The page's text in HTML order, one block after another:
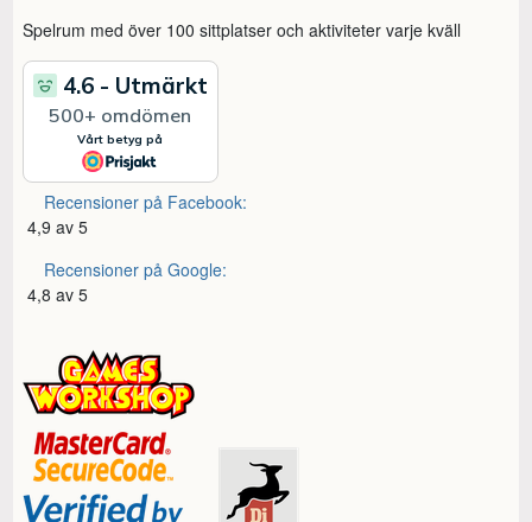
Spelrum med över 100 sittplatser och aktiviteter varje kväll
Recensioner på Facebook:
4,9 av 5
Recensioner på Google:
4,8 av 5